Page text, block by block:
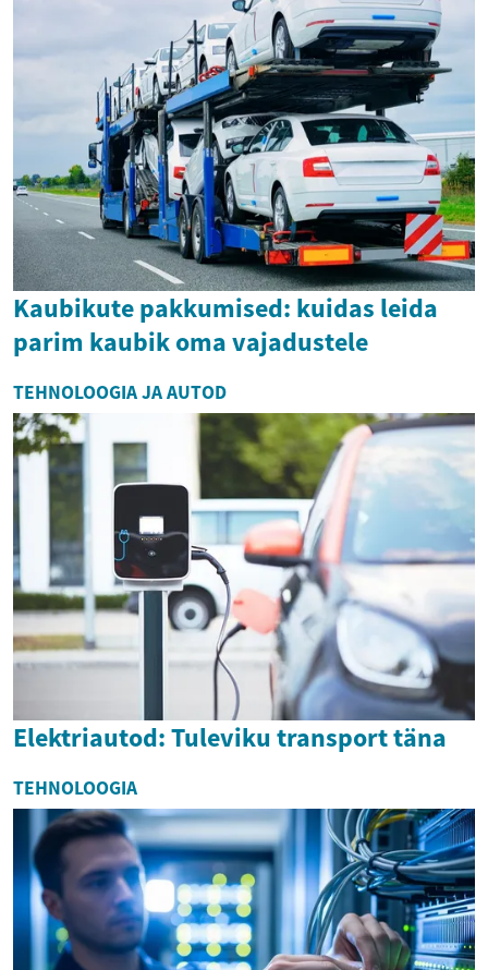
Kaubikute pakkumised: kuidas leida
parim kaubik oma vajadustele
TEHNOLOOGIA JA AUTOD
Elektriautod: Tuleviku transport täna
TEHNOLOOGIA